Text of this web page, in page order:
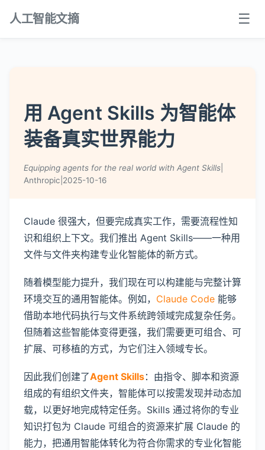
人工智能文摘 ☰
用 Agent Skills 为智能体
装备真实世界能力
Equipping agents for the real world with Agent Skills
Anthropic 2025-10-16
Claude 很强大，但要完成真实工作，需要流程性知
识和组织上下文。我们推出 Agent Skills——一种用
文件与文件夹构建专业化智能体的新方式。
随着模型能力提升，我们现在可以构建能与完整计算
环境交互的通用智能体。例如， Claude Code 能够
借助本地代码执行与文件系统跨领域完成复杂任务。
但随着这些智能体变得更强，我们需要更可组合、可
扩展、可移植的方式，为它们注入领域专长。
因此我们创建了Agent Skills：由指令、脚本和资源
组成的有组织文件夹，智能体可以按需发现并动态加
载，以更好地完成特定任务。Skills 通过将你的专业
知识打包为 Claude 可组合的资源来扩展 Claude 的
能力，把通用智能体转化为符合你需求的专业化智能